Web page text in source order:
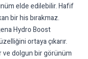
elde edilebilir. Hafif
bir his bırakmaz.
Hydro Boost
ortaya çıkarır.
ve dolgun bir görünüm